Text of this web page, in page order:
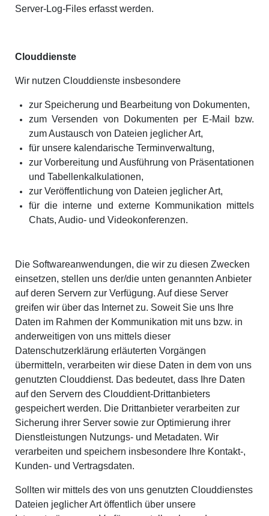
Server-Log-Files erfasst werden.
Clouddienste
Wir nutzen Clouddienste insbesondere
zur Speicherung und Bearbeitung von Dokumenten,
zum Versenden von Dokumenten per E-Mail bzw.
zum Austausch von Dateien jeglicher Art,
für unsere kalendarische Terminverwaltung,
zur Vorbereitung und Ausführung von Präsentationen
und Tabellenkalkulationen,
zur Veröffentlichung von Dateien jeglicher Art,
für die interne und externe Kommunikation mittels
Chats, Audio- und Videokonferenzen.
Die Softwareanwendungen, die wir zu diesen Zwecken
einsetzen, stellen uns der/die unten genannten Anbieter
auf deren Servern zur Verfügung. Auf diese Server
greifen wir über das Internet zu. Soweit Sie uns Ihre
Daten im Rahmen der Kommunikation mit uns bzw. in
anderweitigen von uns mittels dieser
Datenschutzerklärung erläuterten Vorgängen
übermitteln, verarbeiten wir diese Daten in dem von uns
genutzten Clouddienst. Das bedeutet, dass Ihre Daten
auf den Servern des Clouddient-Drittanbieters
gespeichert werden. Die Drittanbieter verarbeiten zur
Sicherung ihrer Server sowie zur Optimierung ihrer
Dienstleistungen Nutzungs- und Metadaten. Wir
verarbeiten und speichern insbesondere Ihre Kontakt-,
Kunden- und Vertragsdaten.
Sollten wir mittels des von uns genutzten Clouddienstes
Dateien jeglicher Art öffentlich über unsere